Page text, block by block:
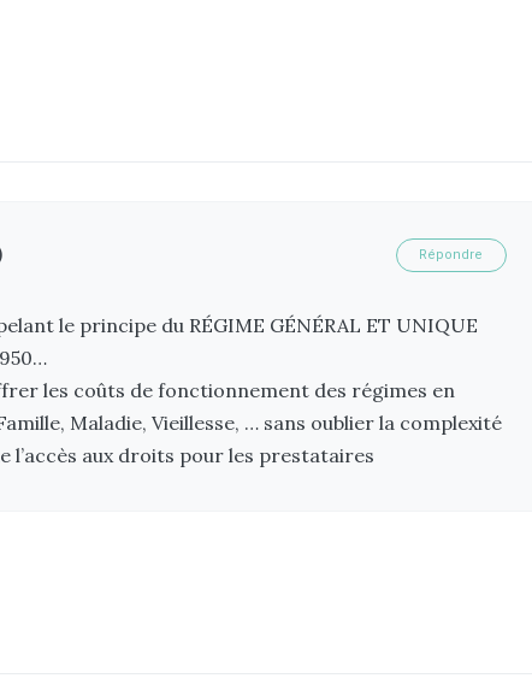
le principe du RÉGIME GÉNÉRAL ET UNIQUE
les coûts de fonctionnement des régimes en
Maladie, Vieillesse, … sans oublier la complexité
l’accès aux droits pour les prestataires
Répondre